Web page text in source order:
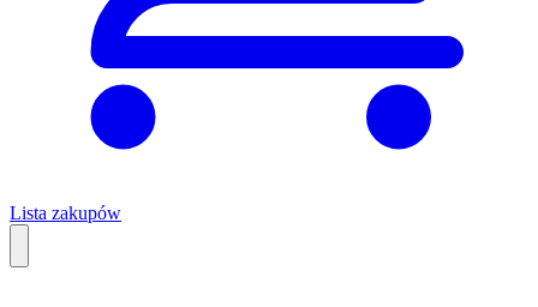
Lista zakupów